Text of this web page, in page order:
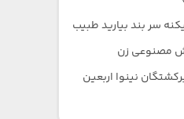
سر بند بیارید طبیب
مصنوعی زن
نینوا اربعین